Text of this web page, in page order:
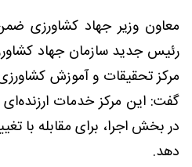
معاون وزیر جهاد کشاورزی
رئیس جدید سازمان جهاد
مرکز تحقیقات و آموزش
گفت: این مرکز خدمات ارزنده‌ای
در بخش اجرا، برای مقابله با
دهد.